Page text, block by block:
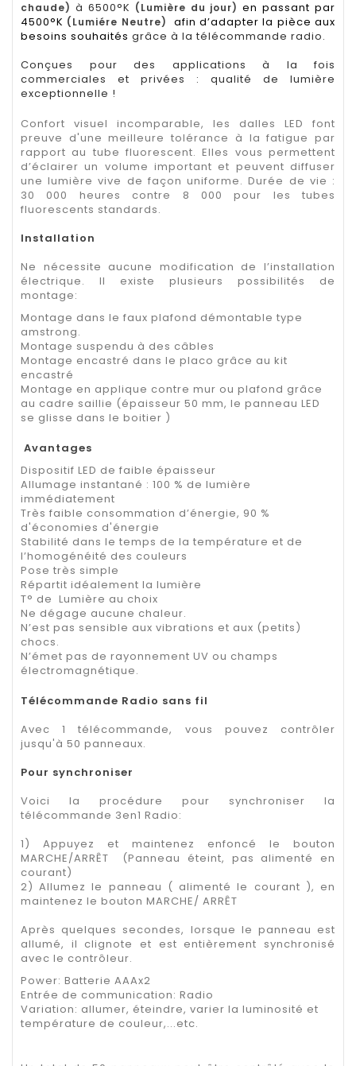
chaude) à 6500°K (Lumière du jour)en passant par
4500°K (Lumiére Neutre) afin d’adapter la pièce aux
besoins souhaités grâce à la télécommande radio.
Conçues pour des applications à la fois
commerciales et privées : qualité de lumière
exceptionnelle !
Confort visuel incomparable, les dalles LED font
preuve d'une meilleure tolérance à la fatigue par
rapport au tube fluorescent. Elles vous permettent
d’éclairer un volume important et peuvent diffuser
une lumière vive de façon uniforme. Durée de vie :
30 000 heures contre 8 000 pour les tubes
fluorescents standards.
Installation
Ne nécessite aucune modification de l’installation
électrique. Il existe plusieurs possibilités de
montage:
Montage dans le faux plafond démontable type
amstrong.
Montage suspendu à des câbles
Montage encastré dans le placo grâce au kit
encastré
Montage en applique contre mur ou plafond grâce
au cadre saillie (épaisseur 50 mm, le panneau LED
se glisse dans le boitier )
Avantages
Dispositif LED de faible épaisseur
Allumage instantané : 100 % de lumière
immédiatement
Très faible consommation d’énergie, 90 %
d'économies d'énergie
Stabilité dans le temps de la température et de
l’homogénéité des couleurs
Pose très simple
Répartit idéalement la lumière
T° de Lumière au choix
Ne dégage aucune chaleur.
N’est pas sensible aux vibrations et aux (petits)
chocs.
N’émet pas de rayonnement UV ou champs
électromagnétique.
Télécommande Radio sans fil
Avec 1 télécommande, vous pouvez contrôler
jusqu'à 50 panneaux.
Pour synchroniser
Voici la procédure pour synchroniser la
télécommande 3en1 Radio:
1) Appuyez et maintenez enfoncé le bouton
MARCHE/ARRÊT (Panneau éteint, pas alimenté en
courant)
2) Allumez le panneau ( alimenté le courant ), en
maintenez le bouton MARCHE/ ARRÊT
Après quelques secondes, lorsque le panneau est
allumé, il clignote et est entièrement synchronisé
avec le contrôleur.
Power: Batterie AAAx2
Entrée de communication: Radio
Variation: allumer, éteindre, varier la luminosité et
température de couleur,...etc.